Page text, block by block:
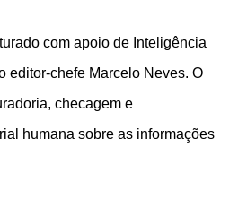
com apoio de Inteligência
editor-chefe Marcelo Neves. O
checagem e
humana sobre as informações